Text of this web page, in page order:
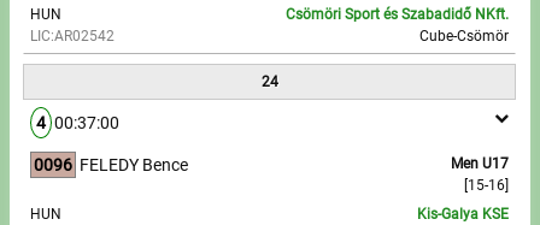
HUN
LIC:AR02542
Csömöri Sport és Szabadidő NKft.
Cube-Csömör
24
4 00:37:00
0096
Men U17
[15-16]
FELEDY Bence
HUN
Kis-Galya KSE